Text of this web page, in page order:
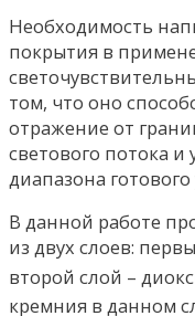
Необходимость
покрытия в
том, что оно
отражение от
светового потока
диапазона готового
В данной работе
из двух слоев:
второй слой –
кремния в данном